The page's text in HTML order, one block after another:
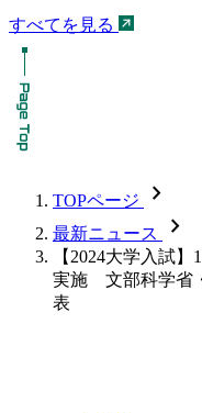
すべてを見る
TOPページ chevron_forward
最新ニュース chevron_forward
【2024大学入試
実施 文部科学省
表